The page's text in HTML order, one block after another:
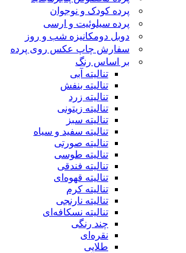
پرده کودک و نوجوان
پرده سیلوئیت و ارسی
دوبل دومکانیزه شب و روز
سفارش چاپ عکس روی پرده
بر اساس رنگ
تنالیته آبی
تنالیته بنفش
تنالیته زرد
تنالیته زیتونی
تنالیته سبز
تنالیته سفید و سیاه
تنالیته صورتی
تنالیته طوسی
تنالیته فندقی
تنالیته قهوه‌ای
تنالیته کرم
تنالیته نارنجی
تنالیته نسکافه‌ای
چند رنگی
نقره‌ای
طلایی